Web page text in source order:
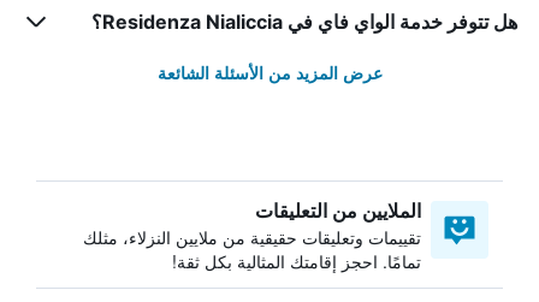
هل تتوفر خدمة الواي فاي في Residenza Nialiccia؟
عرض المزيد من الأسئلة الشائعة
الملايين من التعليقات
تقييمات وتعليقات حقيقية من ملايين النزلاء، مثلك
تمامًا. احجز إقامتك المثالية بكل ثقة!